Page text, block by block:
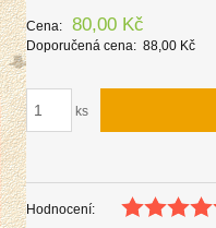
Cena: 80,00 Kč
Doporučená cena: 88,00 Kč
ks
Hodnocení: